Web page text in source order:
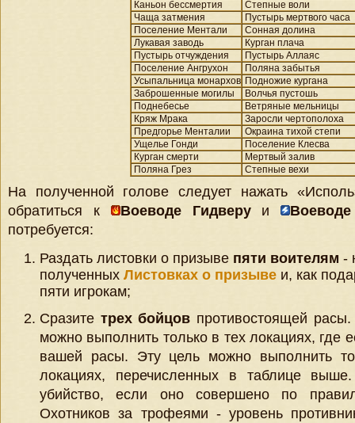
Каньон бессмертия
Степные воли
Чаща затмения
Пустырь мертвого часа
Поселение Ментали
Сонная долина
Лукавая заводь
Курган плача
Пустырь отчуждения
Пустырь Аллаяс
Поселение Ангрухон
Поляна забытья
Усыпальница монархов Подножие кургана
Заброшенные могилы
Волчья пустошь
Поднебесье
Ветряные мельницы
Кряж Мрака
Заросли чертополоха
Предгорье Менталии
Окраина тихой степи
Ущелье Гонди
Поселение Клесва
Курган смерти
Мертвый залив
Поляна Грез
Степные вехи
На полученной голове следует нажать
обратиться к
Воеводе Гидверуи
потребуется:
Раздать листовки о призыве пяти воителям -
полученных Листовках о призыве и, как
пяти игрокам;
Сразите трех бойцов противостоящей
можно выполнить только в тех локациях, где
вашей расы. Эту цель можно выполнить
локациях, перечисленных в таблице
убийство, если оно совершено по
Охотников за трофеями - уровень